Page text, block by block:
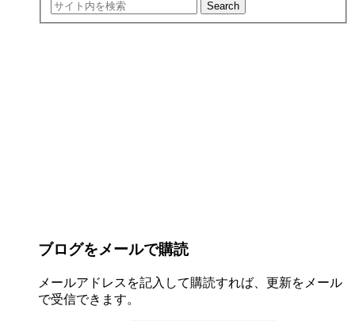
ブログをメールで購読
メールアドレスを記入して購読すれば、更新をメール
で受信できます。